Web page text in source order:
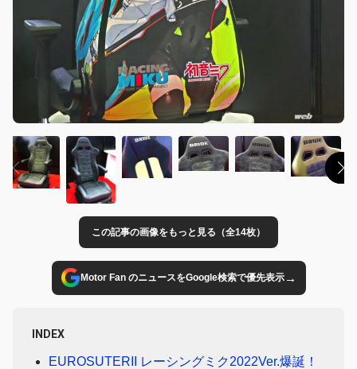
この記事の画像をもっと見る（全14枚）
Motor Fan のニュースをGoogle検索で優先表示→
INDEX
EUROSUTERII レーシングミク2022Ver.爆誕！